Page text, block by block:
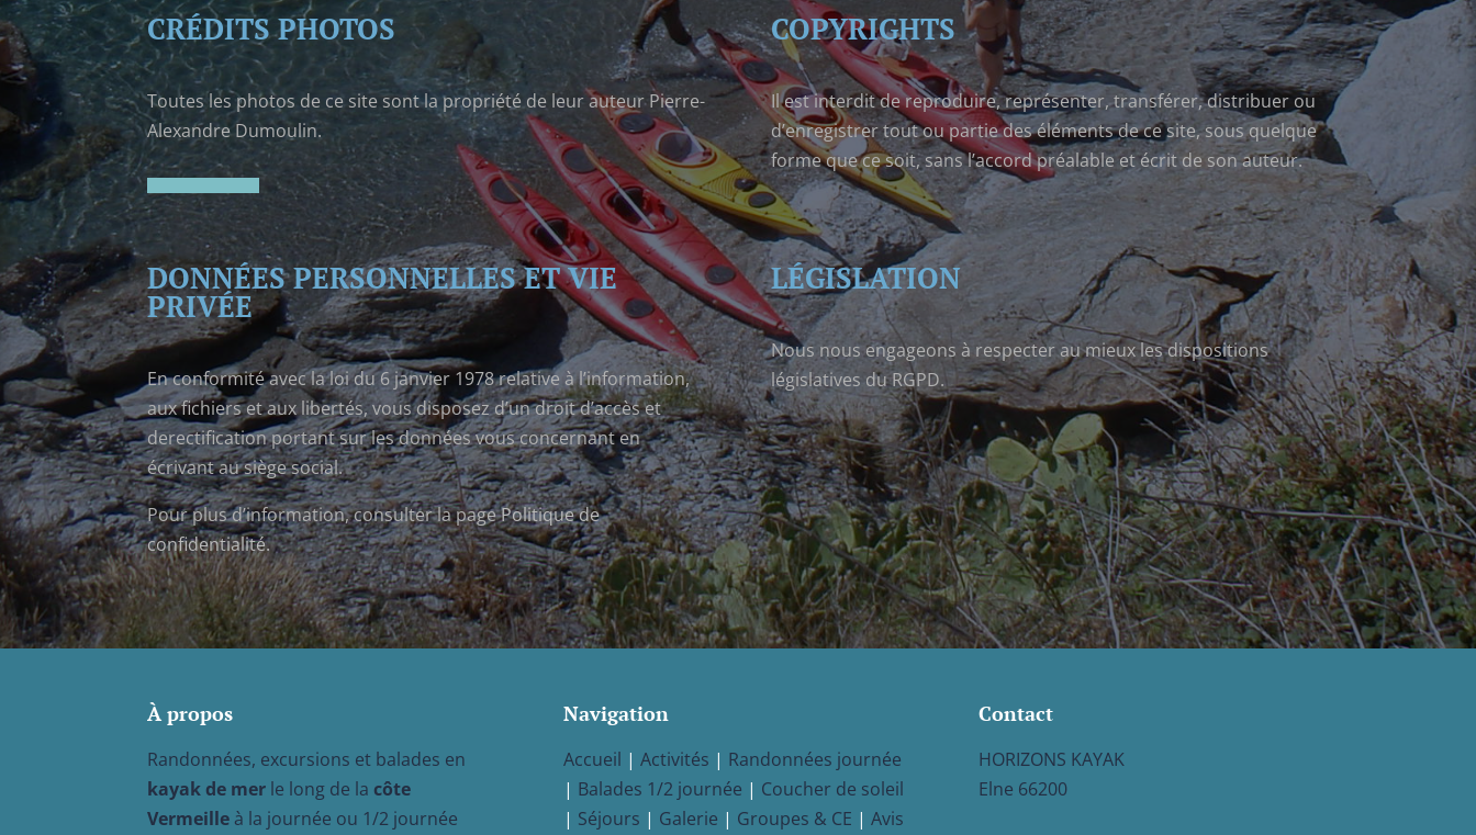
CRÉDITS PHOTOS
Toutes les photos de ce site sont la propriété de leur auteur Pierre-
Alexandre Dumoulin.
COPYRIGHTS
Il est interdit de reproduire, représenter, transférer, distribuer ou
d’enregistrer tout ou partie des éléments de ce site, sous quelque
forme que ce soit, sans l’accord préalable et écrit de son auteur.
DONNÉES PERSONNELLES ET VIE
PRIVÉE
En conformité avec la loi du 6 janvier 1978 relative à l’information,
aux fichiers et aux libertés, vous disposez d’un droit d’accès et
derectification portant sur les données vous concernant en
écrivant au siège social.
Pour plus d’information, consulter la pagePolitique de
confidentialité.
LÉGISLATION
Nous nous engageons à respecter au mieux les dispositions
législatives du RGPD.
À propos
Randonnées, excursions et balades en
kayak de mer le long de la côte
Vermeille à la journée ou 1/2 journée
Navigation
Accueil | Activités | Randonnées journée
| Balades 1/2 journée | Coucher de soleil
| Séjours | Galerie | Groupes & CE | Avis
Contact
HORIZONS KAYAK
Elne 66200